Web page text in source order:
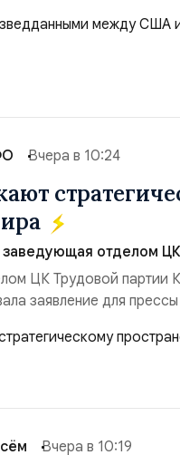
беспилотников и
российской
со стороны США
Вчера в 10:24
заведующая отделом
ЦК Трудовой партии
заявление для
США запусков
„исключительно
вооружении на
Вчера в 10:19